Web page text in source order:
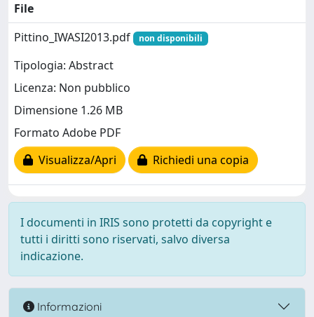
File
Pittino_IWASI2013.pdf
non disponibili
Tipologia: Abstract
Licenza: Non pubblico
Dimensione 1.26 MB
Formato Adobe PDF
Visualizza/Apri
Richiedi una copia
I documenti in IRIS sono protetti da copyright e
tutti i diritti sono riservati, salvo diversa
indicazione.
Informazioni